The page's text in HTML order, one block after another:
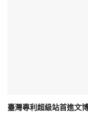
臺灣專利超級站首進文